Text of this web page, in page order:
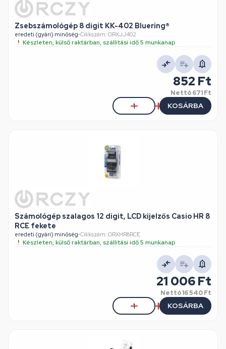
Zsebszámológép 8 digit KK-402 Bluering®
eredeti (gyári) minőség•Cikkszám: ORXJJ402
Készleten, külső raktárban, szállítási idő 5 munkanap
852 Ft
Nettó671 Ft
KOSÁRBA
Számológép szalagos 12 digit, LCD kijelzős Casio HR 8
RCE fekete
eredeti (gyári) minőség•Cikkszám: ORXHR8RCE
Készleten, külső raktárban, szállítási idő 5 munkanap
21 006 Ft
Nettó16 540 Ft
KOSÁRBA